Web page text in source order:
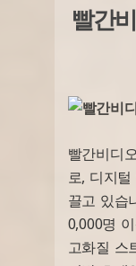
빨간
빨간비디
로, 디지
끌고 있습
0,000명
고화질 스